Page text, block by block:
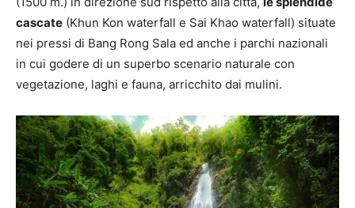
cascate (Khun Kon waterfall e Sai Khao waterfall) situate
nei pressi di Bang Rong Sala ed anche i parchi nazionali
in cui godere di un superbo scenario naturale con
vegetazione, laghi e fauna, arricchito dai mulini.